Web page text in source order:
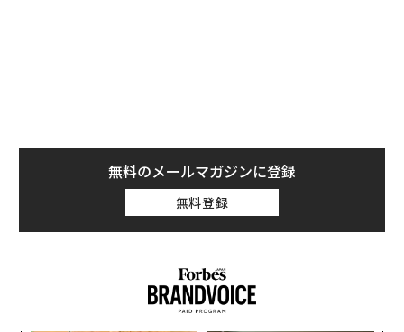
新型ランドクルーザー300系のエクステリアで特徴的な
U字型のグリルアーチは、ブラックカラーだとそれほど
目立たないようだ。さらに下位グレードと思われる車両
をみるとグリルとアーチが一体化しており、下位グレー
無料のメールマガジンに登録
無料登録